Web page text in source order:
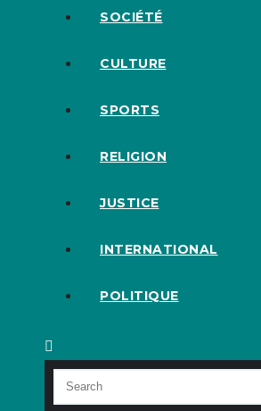
SOCIÉTÉ
CULTURE
SPORTS
RELIGION
JUSTICE
INTERNATIONAL
POLITIQUE